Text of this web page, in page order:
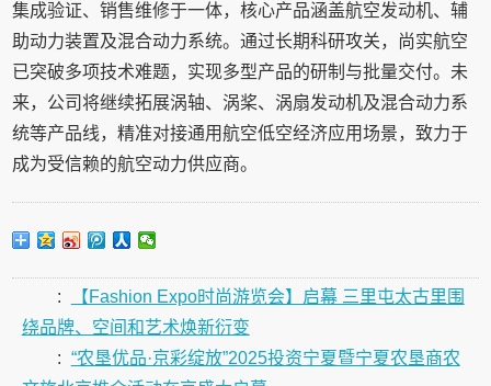
集成验证、销售维修于一体，核心产品涵盖航空发动机、辅
助动力装置及混合动力系统。通过长期科研攻关，尚实航空
已突破多项技术难题，实现多型产品的研制与批量交付。未
来，公司将继续拓展涡轴、涡桨、涡扇发动机及混合动力系
统等产品线，精准对接通用航空低空经济应用场景，致力于
成为受信赖的航空动力供应商。
:
【Fashion Expo时尚游览会】启幕 三里屯太古里围
绕品牌、空间和艺术焕新衍变
: “农垦优品·京彩绽放”2025投资宁夏暨宁夏农垦商农